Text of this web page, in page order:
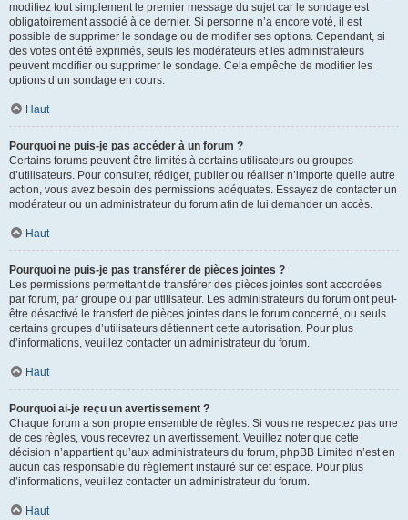
modifiez tout simplement le premier message du sujet car le sondage est
obligatoirement associé à ce dernier. Si personne n’a encore voté, il est
possible de supprimer le sondage ou de modifier ses options. Cependant, si
des votes ont été exprimés, seuls les modérateurs et les administrateurs
peuvent modifier ou supprimer le sondage. Cela empêche de modifier les
options d’un sondage en cours.
Haut
Pourquoi ne puis-je pas accéder à un forum ?
Certains forums peuvent être limités à certains utilisateurs ou groupes
d’utilisateurs. Pour consulter, rédiger, publier ou réaliser n’importe quelle autre
action, vous avez besoin des permissions adéquates. Essayez de contacter un
modérateur ou un administrateur du forum afin de lui demander un accès.
Haut
Pourquoi ne puis-je pas transférer de pièces jointes ?
Les permissions permettant de transférer des pièces jointes sont accordées
par forum, par groupe ou par utilisateur. Les administrateurs du forum ont peut-
être désactivé le transfert de pièces jointes dans le forum concerné, ou seuls
certains groupes d’utilisateurs détiennent cette autorisation. Pour plus
d’informations, veuillez contacter un administrateur du forum.
Haut
Pourquoi ai-je reçu un avertissement ?
Chaque forum a son propre ensemble de règles. Si vous ne respectez pas une
de ces règles, vous recevrez un avertissement. Veuillez noter que cette
décision n’appartient qu’aux administrateurs du forum, phpBB Limited n’est en
aucun cas responsable du règlement instauré sur cet espace. Pour plus
d’informations, veuillez contacter un administrateur du forum.
Haut